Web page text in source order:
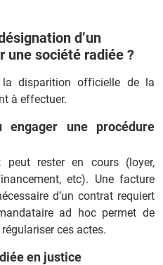
d’un
une société radiée ?
disparition officielle de la
à effectuer.
une procédure
peut rester en cours (loyer,
etc). Une facture
d’un contrat requiert
ad hoc permet de
ces actes.
en justice